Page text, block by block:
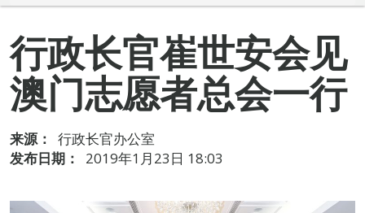
行政长官崔世安会见
澳门志愿者总会一行
来源：
行政长官办公室
发布日期：
2019年1月23日 18:03